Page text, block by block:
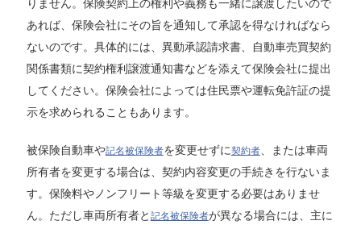
りません。保険契約上の権利や義務も一緒に譲渡したいので
あれば、保険会社にその旨を通知して承認を得なければなら
ないのです。具体的には、異動承認請求書、自動車売買契約
関係書類に契約権利譲渡通知書などを添えて保険会社に提出
してください。保険会社によっては住民票や運転免許証の提
示を求められることもあります。
被保険自動車や記名被保険者を変更せずに契約者、または車両
所有者を変更する場合は、契約内容変更の手続きを行ないま
す。保険料やノンフリート等級を変更する必要はありませ
ん。ただし車両所有者と 記名被保険者が異なる場合には、主に